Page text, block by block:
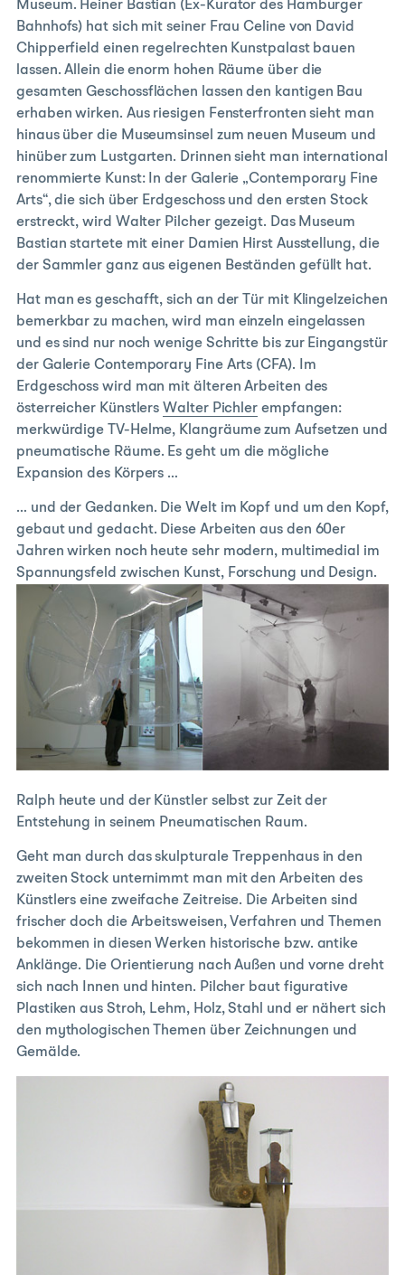
Museum. Heiner Bastian (Ex-Kurator des Hamburger
Bahnhofs) hat sich mit seiner Frau Celine von David
Chipperfield einen regelrechten Kunstpalast bauen
lassen. Allein die enorm hohen Räume über die
gesamten Geschossflächen lassen den kantigen Bau
erhaben wirken. Aus riesigen Fensterfronten sieht man
hinaus über die Museumsinsel zum neuen Museum und
hinüber zum Lustgarten. Drinnen sieht man international
renommierte Kunst: In der Galerie „Contemporary Fine
Arts“, die sich über Erdgeschoss und den ersten Stock
erstreckt, wird Walter Pilcher gezeigt. Das Museum
Bastian startete mit einer Damien Hirst Ausstellung, die
der Sammler ganz aus eigenen Beständen gefüllt hat.
Hat man es geschafft, sich an der Tür mit Klingelzeichen
bemerkbar zu machen, wird man einzeln eingelassen
und es sind nur noch wenige Schritte bis zur Eingangstür
der Galerie Contemporary Fine Arts (CFA). Im
Erdgeschoss wird man mit älteren Arbeiten des
österreicher Künstlers Walter Pichler empfangen:
merkwürdige TV-Helme, Klangräume zum Aufsetzen und
pneumatische Räume. Es geht um die mögliche
Expansion des Körpers …
… und der Gedanken. Die Welt im Kopf und um den Kopf,
gebaut und gedacht. Diese Arbeiten aus den 60er
Jahren wirken noch heute sehr modern, multimedial im
Spannungsfeld zwischen Kunst, Forschung und Design.
Ralph heute und der Künstler selbst zur Zeit der
Entstehung in seinem Pneumatischen Raum.
Geht man durch das skulpturale Treppenhaus in den
zweiten Stock unternimmt man mit den Arbeiten des
Künstlers eine zweifache Zeitreise. Die Arbeiten sind
frischer doch die Arbeitsweisen, Verfahren und Themen
bekommen in diesen Werken historische bzw. antike
Anklänge. Die Orientierung nach Außen und vorne dreht
sich nach Innen und hinten. Pilcher baut figurative
Plastiken aus Stroh, Lehm, Holz, Stahl und er nähert sich
den mythologischen Themen über Zeichnungen und
Gemälde.